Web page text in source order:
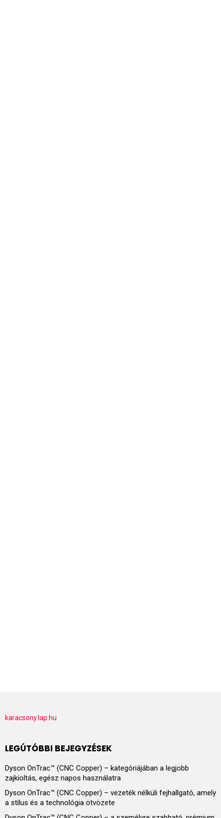
karacsony.lap.hu
LEGÚTÓBBI BEJEGYZÉSEK
Dyson OnTrac™ (CNC Copper) – kategóriájában a legjobb
zajkioltás, egész napos használatra
Dyson OnTrac™ (CNC Copper) – vezeték nélküli fejhallgató, amely
a stílus és a technológia ötvözete